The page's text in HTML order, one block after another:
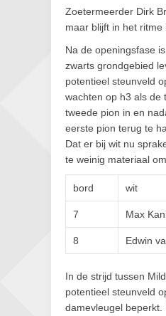
Zoetermeerder Dirk
maar blijft in het
Na de openingsfase
zwarts grondgebied
potentieel steunveld
wachten op h3 als de
tweede pion in en
eerste pion terug te
Dat er bij wit nu
te weinig materiaal
bord wit
7 Max
8 Edwin
In de strijd tussen
potentieel steunveld
damevleugel